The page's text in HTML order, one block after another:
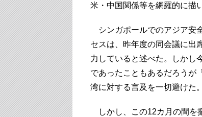
米・中国関係等を網羅的に描
シンガポールでのアジア安
セスは、昨年度の同会議に出
力していると述べた。しかし
であったこともあるだろうが
湾に対する言及を一切避けた。
しかし、この12カ月の間を